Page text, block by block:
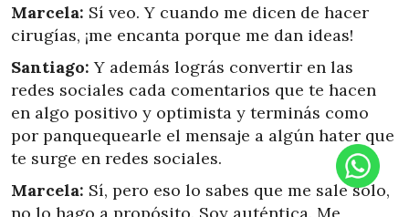
Marcela: Sí veo. Y cuando me dicen de hacer
cirugías, ¡me encanta porque me dan ideas!
Santiago: Y además lográs convertir en las
redes sociales cada comentarios que te hacen
en algo positivo y optimista y terminás como
por panquequearle el mensaje a algún hater que
te surge en redes sociales.
Marcela: Sí, pero eso lo sabes que me sale solo,